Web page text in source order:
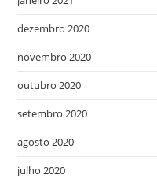
dezembro 2020
novembro 2020
outubro 2020
setembro 2020
agosto 2020
julho 2020